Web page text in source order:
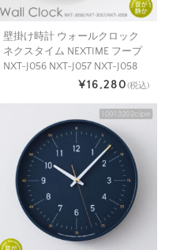
壁掛け時計 ウォールクロック
ネクスタイム NEXTIME フープ
NXT-J056 NXT-J057 NXT-J058
¥16,280(税込)